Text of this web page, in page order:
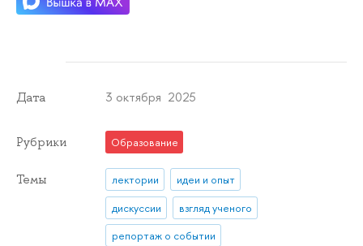
Дата 3 октября 2025
Рубрики Образование
Темы лектории
идеи и опыт
дискуссии
взгляд ученого
репортаж о событии